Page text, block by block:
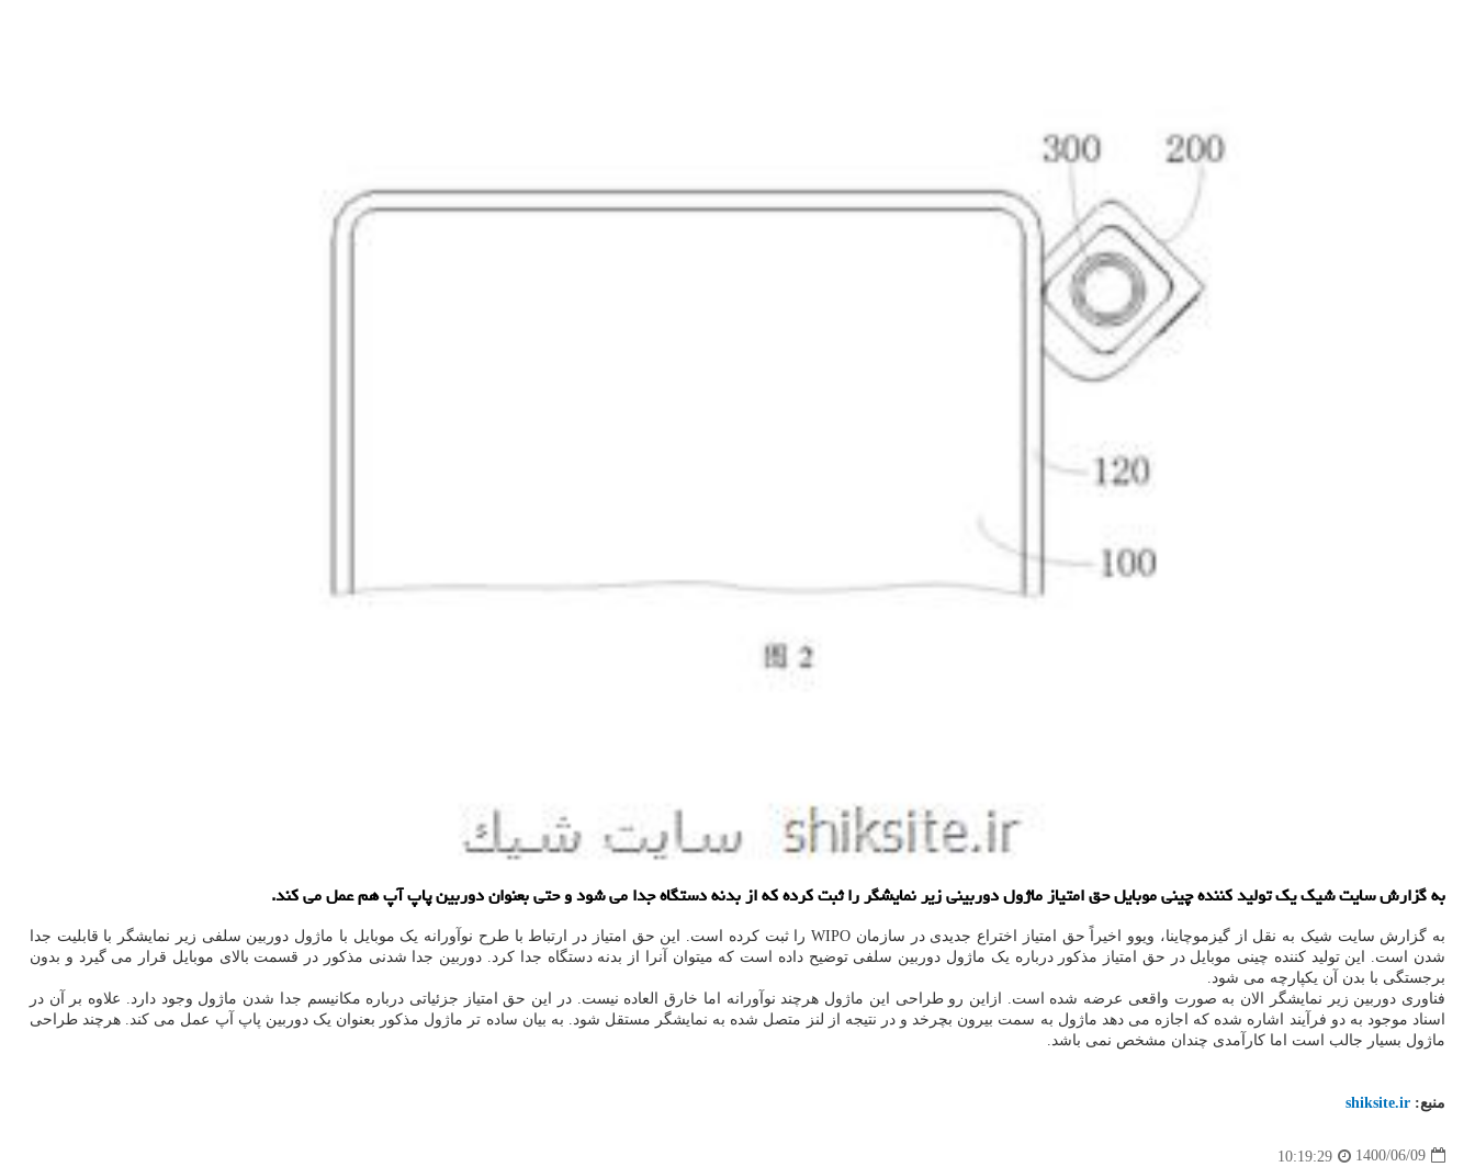
به گزارش سایت شیک یک تولید کننده چینی موبایل حق امتیاز ماژول دوربینی زیر نمایشگر را ثبت کرده که از بدنه دستگاه جدا می شود و حتی بعنوان دوربین پاپ آپ هم عمل می کند.
به گزارش سایت شیک به نقل از گیزموچاینا، ویوو اخیراً حق امتیاز اختراع جدیدی در سازمان WIPO را ثبت کرده است. این حق امتیاز در ارتباط با طرح نوآورانه یک موبایل با ماژول دوربین سلفی زیر نمایشگر با قابلیت جدا
شدن است. این تولید کننده چینی موبایل در حق امتیاز مذکور درباره یک ماژول دوربین سلفی توضیح داده است که میتوان آنرا از بدنه دستگاه جدا کرد. دوربین جدا شدنی مذکور در قسمت بالای موبایل قرار می گیرد و بدون
برجستگی با بدن آن یکپارچه می شود.
فناوری دوربین زیر نمایشگر الان به صورت واقعی عرضه شده است. ازاین رو طراحی این ماژول هرچند نوآورانه اما خارق العاده نیست. در این حق امتیاز جزئیاتی درباره مکانیسم جدا شدن ماژول وجود دارد. علاوه بر آن در
اسناد موجود به دو فرآیند اشاره شده که اجازه می دهد ماژول به سمت بیرون بچرخد و در نتیجه از لنز متصل شده به نمایشگر مستقل شود. به بیان ساده تر ماژول مذکور بعنوان یک دوربین پاپ آپ عمل می کند. هرچند طراحی
ماژول بسیار جالب است اما کارآمدی چندان مشخص نمی باشد.
منبع: shiksite.ir
1400/06/09
10:19:29